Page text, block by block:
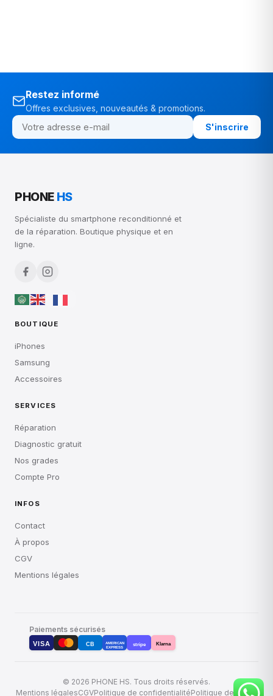
Restez informé
Offres exclusives, nouveautés & promotions.
S'inscrire
PHONE HS
Spécialiste du smartphone reconditionné et
de la réparation. Boutique physique et en
ligne.
BOUTIQUE
iPhones
Samsung
Accessoires
SERVICES
Réparation
Diagnostic gratuit
Nos grades
Compte Pro
INFOS
Contact
À propos
CGV
Mentions légales
Paiements sécurisés
VISA CB AMERICAN
EXPRESS stripe Klarna
© 2026 PHONE HS. Tous droits réservés.
Mentions légalesCGVPolitique de confidentialitéPolitique de retour